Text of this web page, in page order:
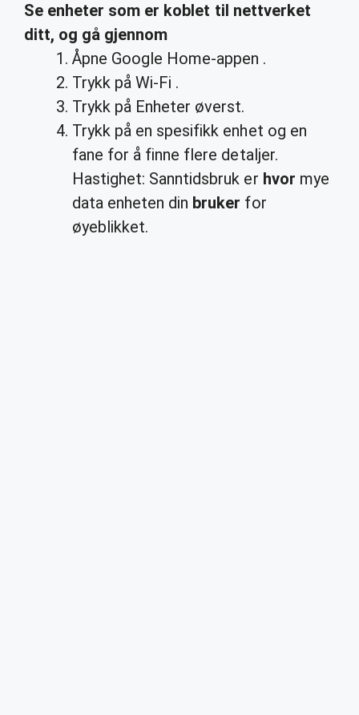
Se enheter som er koblet til nettverket
ditt, og gå gjennom
Åpne Google Home-appen .
Trykk på Wi-Fi .
Trykk på Enheter øverst.
Trykk på en spesifikk enhet og en
fane for å finne flere detaljer.
Hastighet: Sanntidsbruk er hvor mye
data enheten din bruker for
øyeblikket.